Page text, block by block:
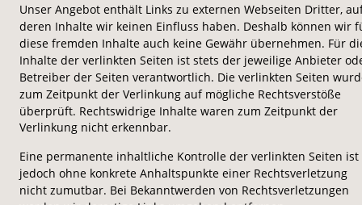
Unser Angebot enthält Links zu externen Webseiten Dritter,
deren Inhalte wir keinen Einfluss haben. Deshalb können wir
diese fremden Inhalte auch keine Gewähr übernehmen. Für
Inhalte der verlinkten Seiten ist stets der jeweilige Anbieter
Betreiber der Seiten verantwortlich. Die verlinkten Seiten
zum Zeitpunkt der Verlinkung auf mögliche Rechtsverstöße
überprüft. Rechtswidrige Inhalte waren zum Zeitpunkt der
Verlinkung nicht erkennbar.
Eine permanente inhaltliche Kontrolle der verlinkten Seiten ist
jedoch ohne konkrete Anhaltspunkte einer Rechtsverletzung
nicht zumutbar. Bei Bekanntwerden von Rechtsverletzungen